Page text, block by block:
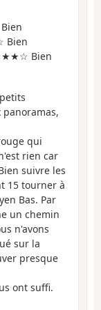
Bien
qui
rien car
suivre les
15 tourner à
Bas. Par
un chemin
n'avons
sur la
presque
ont suffi.